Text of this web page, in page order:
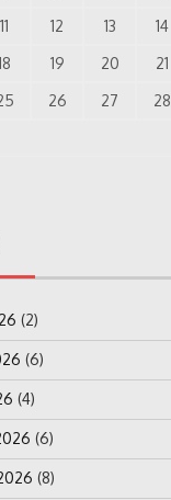
11 12 13 14
19 20 21
26 27 28
(2)
(6)
(4)
(6)
(8)